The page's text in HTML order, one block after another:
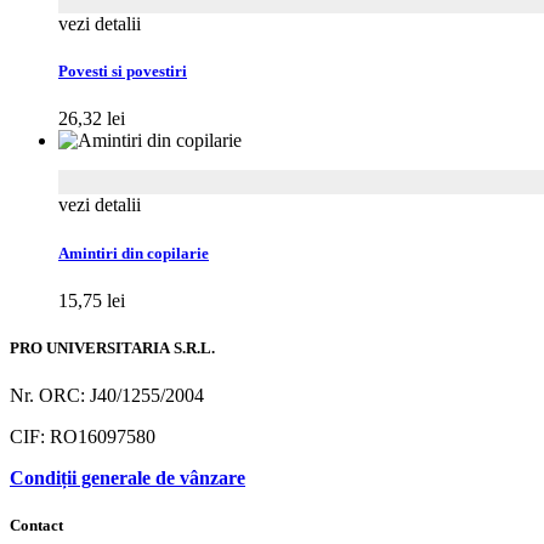
vezi detalii
Povesti si povestiri
26,32 lei
vezi detalii
Amintiri din copilarie
15,75 lei
PRO UNIVERSITARIA S.R.L.
Nr. ORC: J40/1255/2004
CIF: RO16097580
Condiții generale de vânzare
Contact